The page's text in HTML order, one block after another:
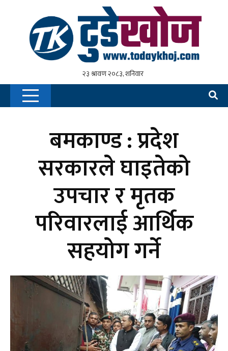
बमकाण्ड : प्रदेश
सरकारले घाइतेको
उपचार र मृतक
परिवारलाई आर्थिक
सहयोग गर्ने